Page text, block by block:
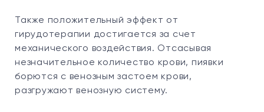
Также положительный эффект от
гирудотерапии достигается за счет
механического воздействия. Отсасывая
незначительное количество крови, пиявки
борются с венозным застоем крови,
разгружают венозную систему.